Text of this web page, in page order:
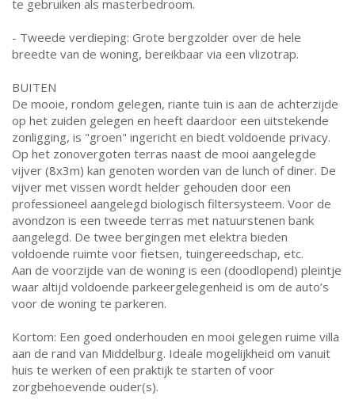
te gebruiken als masterbedroom.
- Tweede verdieping: Grote bergzolder over de hele
breedte van de woning, bereikbaar via een vlizotrap.
BUITEN
De mooie, rondom gelegen, riante tuin is aan de achterzijde
op het zuiden gelegen en heeft daardoor een uitstekende
zonligging, is "groen" ingericht en biedt voldoende privacy.
Op het zonovergoten terras naast de mooi aangelegde
vijver (8x3m) kan genoten worden van de lunch of diner. De
vijver met vissen wordt helder gehouden door een
professioneel aangelegd biologisch filtersysteem. Voor de
avondzon is een tweede terras met natuurstenen bank
aangelegd. De twee bergingen met elektra bieden
voldoende ruimte voor fietsen, tuingereedschap, etc.
Aan de voorzijde van de woning is een (doodlopend) pleintje
waar altijd voldoende parkeergelegenheid is om de auto’s
voor de woning te parkeren.
Kortom: Een goed onderhouden en mooi gelegen ruime villa
aan de rand van Middelburg. Ideale mogelijkheid om vanuit
huis te werken of een praktijk te starten of voor
zorgbehoevende ouder(s).